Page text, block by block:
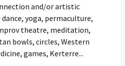
and/or artistic
yoga, permaculture,
theatre, meditation,
bowls, circles, Western
games, Kerterre...